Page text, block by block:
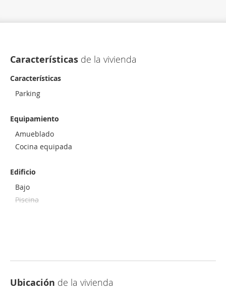
Características de la vivienda
Características
Parking
Equipamiento
Amueblado
Cocina equipada
Edificio
Bajo
Piscina
Ubicación de la vivienda